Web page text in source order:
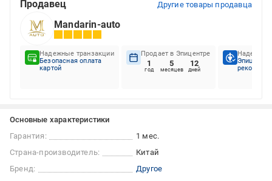
Продавец Другие товары продавца
Mandarin-auto
Надежные транзакции
Безопасная оплата
картой
Продает в Эпицентре
1
год
5
месяцев
12
дней
Надежный
Эпицентр
Основные характеристики
Гарантия:
1 мес.
Страна-производитель:
Китай
Бренд:
Другое